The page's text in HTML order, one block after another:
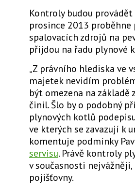
Kontroly budou provádět
prosince 2013
spalovacích zdrojů na
přijdou na řadu plynové
„Z právního hlediska ve
majetek nevidím
být omezena na základě
činil. Šlo by o podobný
plynových kotlů
ve kterých se zavazují k
komentuje podmínky
servisu. Právě kontroly
v současnosti
pojišťovny.